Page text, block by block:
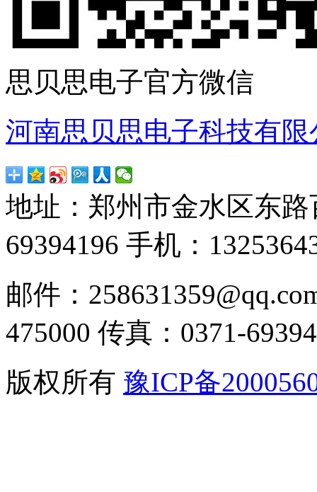
思贝思电子官方微信
河南思贝思电子科技有限
地址：郑州市金水区东
69394196 手机：
邮件：
475000 传真：0371-
版权所有 豫ICP备